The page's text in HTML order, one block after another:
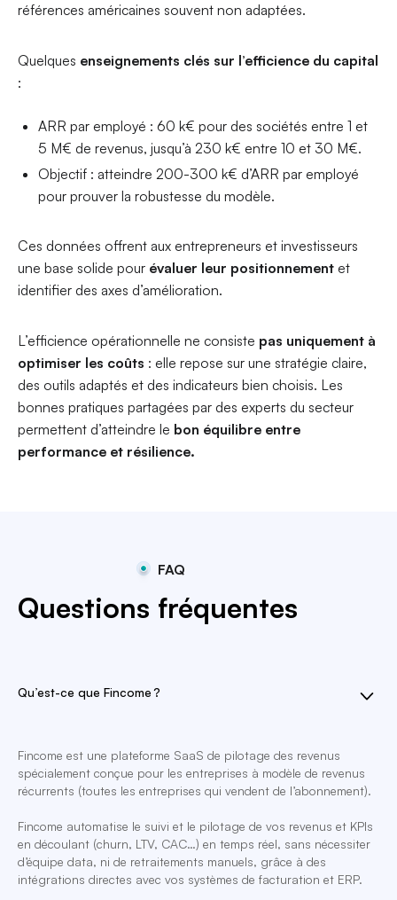
références américaines souvent non adaptées.
Quelques enseignements clés sur l’efficience du capital
:
ARR par employé : 60 k€ pour des sociétés entre 1 et
5 M€ de revenus, jusqu’à 230 k€ entre 10 et 30 M€.
Objectif : atteindre 200-300 k€ d’ARR par employé
pour prouver la robustesse du modèle.
Ces données offrent aux entrepreneurs et investisseurs
une base solide pour évaluer leur positionnementet
identifier des axes d’amélioration.
L’efficience opérationnelle ne consiste pas uniquement à
optimiser les coûts : elle repose sur une stratégie claire,
des outils adaptés et des indicateurs bien choisis. Les
bonnes pratiques partagées par des experts du secteur
permettent d’atteindre le bon équilibre entre
performance et résilience.
FAQ
Questions fréquentes
Qu’est-ce que Fincome ?
Fincome est une plateforme SaaS de pilotage des revenus
spécialement conçue pour les entreprises à modèle de revenus
récurrents (toutes les entreprises qui vendent de l’abonnement).
Fincome automatise le suivi et le pilotage de vos revenus et KPIs
en découlant (churn, LTV, CAC…) en temps réel, sans nécessiter
d’équipe data, ni de retraitements manuels, grâce à des
intégrations directes avec vos systèmes de facturation et ERP.